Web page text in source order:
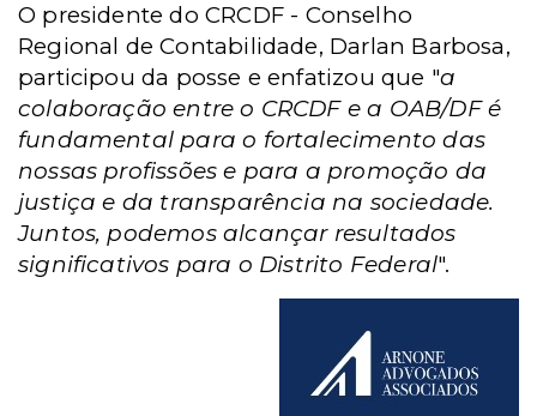
O presidente do CRCDF - Conselho
Regional de Contabilidade, Darlan Barbosa,
participou da posse e enfatizou que "a
colaboração entre o CRCDF e a OAB/DF é
fundamental para o fortalecimento das
nossas profissões e para a promoção da
justiça e da transparência na sociedade.
Juntos, podemos alcançar resultados
significativos para o Distrito Federal".